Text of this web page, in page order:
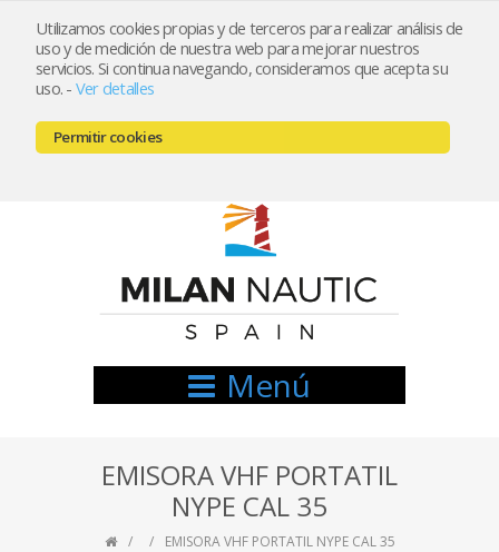
Utilizamos cookies propias y de terceros para realizar análisis de
uso y de medición de nuestra web para mejorar nuestros
servicios. Si continua navegando, consideramos que acepta su
uso. - Ver detalles
Permitir cookies
Registrarse Mi cuenta
666521122 // 654999333
Menú
EMISORA VHF PORTATIL
NYPE CAL 35
EMISORA VHF PORTATIL NYPE CAL 35